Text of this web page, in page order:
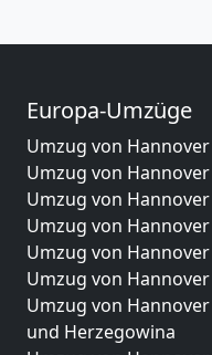
Europa-Umzüge
Umzug von
Umzug von
Umzug von
Umzug von
Umzug von
Umzug von
Umzug von
und Herzegowina